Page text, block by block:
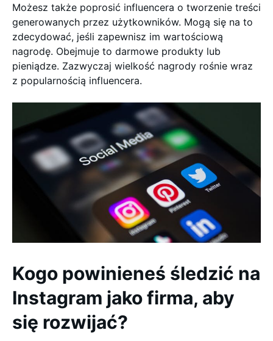
Możesz także poprosić influencera o tworzenie treści
generowanych przez użytkowników. Mogą się na to
zdecydować, jeśli zapewnisz im wartościową
nagrodę. Obejmuje to darmowe produkty lub
pieniądze. Zazwyczaj wielkość nagrody rośnie wraz
z popularnością influencera.
Kogo powinieneś śledzić na
Instagram jako firma, aby
się rozwijać?